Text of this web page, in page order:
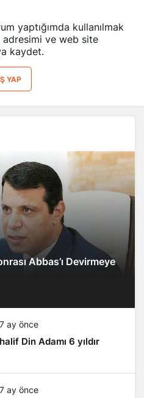
yaptığımda kullanılmak
adresimi ve web site
kaydet.
YAP
Abbas’ı Devirmeye
7 ay önce
Din Adamı 6 yıldır
7 ay önce